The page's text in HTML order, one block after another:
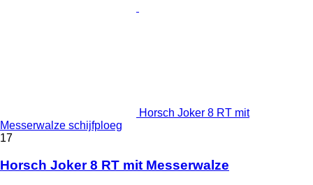
Horsch Joker 8 RT mit
Messerwalze schijfploeg
17
Horsch Joker 8 RT mit Messerwalze